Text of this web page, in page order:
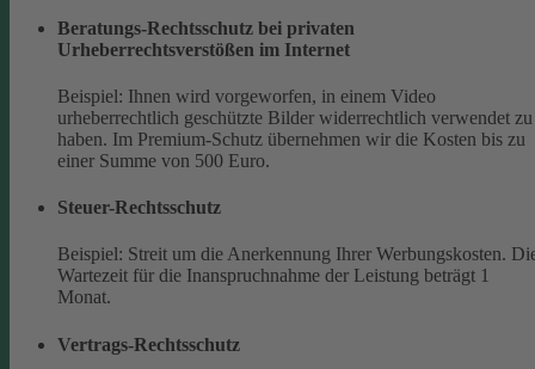
Beratungs-Rechtsschutz bei privaten
Urheberrechtsverstößen im Internet
Beispiel: Ihnen wird vorgeworfen, in einem Video
urheberrechtlich geschützte Bilder widerrechtlich verwendet zu
haben. Im Premium-Schutz übernehmen wir die Kosten bis zu
einer Summe von 500 Euro.
Steuer-Rechtsschutz
Beispiel: Streit um die Anerkennung Ihrer Werbungskosten.
Wartezeit für die Inanspruchnahme der Leistung beträgt 1
Monat.
Vertrags-Rechtsschutz